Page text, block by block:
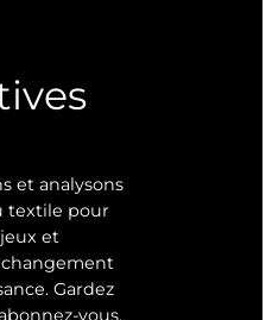
et analysons
textile pour
et
Gardez